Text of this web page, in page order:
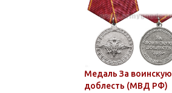
Медаль За воинскую
доблесть (МВД РФ)